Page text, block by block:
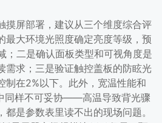
摸屏部署，建议从三个维度综合评
最大环境光照度确定亮度等级，预
；二是确认面板类型和可视角度是
需求；三是验证触控盖板的防眩光
制在2%以下。此外，宽温性能和
同样不可妥协——高温导致背光骤
是参数表里读不出的现场问题。